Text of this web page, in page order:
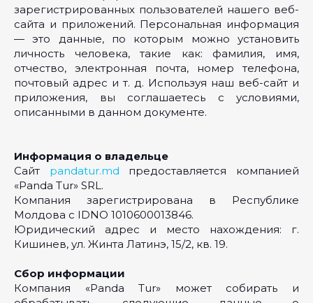
зарегистрированных пользователей нашего веб-
сайта и приложений. Персональная информация
— это данные, по которым можно установить
личность человека, такие как: фамилия, имя,
отчество, электронная почта, номер телефона,
почтовый адрес и т. д. Используя наш веб-сайт и
приложения, вы соглашаетесь с условиями,
описанными в данном документе.
Информация о владельце
Сайт pandatur.md предоставляется компанией
«Panda Tur» SRL.
Компания зарегистрирована в Республике
Молдова с IDNO 1010600013846.
Юридический адрес и место нахождения: г.
Кишинев, ул. Жинта Латинэ, 15/2, кв. 19.
Сбор информации
Компания «Panda Tur» может собирать и